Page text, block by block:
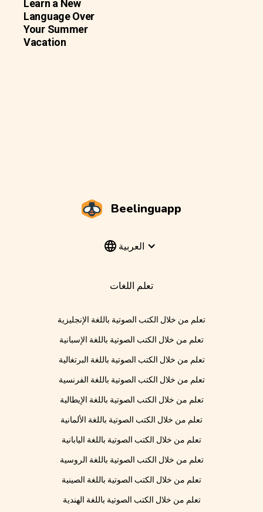
Learn a New
Language Over
Your Summer
Vacation
Beelinguapp
العربية
تعلم اللغات
تعلم من خلال الكتب الصوتية باللغة الإنجليزية
تعلم من خلال الكتب الصوتية باللغة الإسبانية
تعلم من خلال الكتب الصوتية باللغة البرتغالية
تعلم من خلال الكتب الصوتية باللغة الفرنسية
تعلم من خلال الكتب الصوتية باللغة الإيطالية
تعلم من خلال الكتب الصوتية باللغة الألمانية
تعلم من خلال الكتب الصوتية باللغة اليابانية
تعلم من خلال الكتب الصوتية باللغة الروسية
تعلم من خلال الكتب الصوتية باللغة الصينية
تعلم من خلال الكتب الصوتية باللغة الهندية